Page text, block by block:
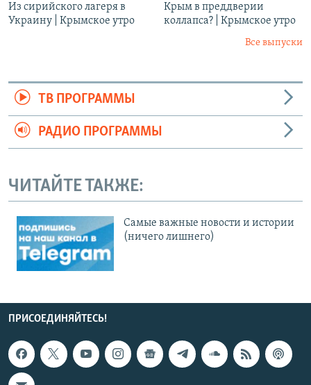
Из сирийского лагеря в
Украину | Крымское утро
Крым в преддверии
коллапса? | Крымское утро
Все выпуски
ТВ ПРОГРАММЫ
РАДИО ПРОГРАММЫ
ЧИТАЙТЕ ТАКЖЕ:
Cамые важные новости и истории
(ничего лишнего)
ПРИСОЕДИНЯЙТЕСЬ!